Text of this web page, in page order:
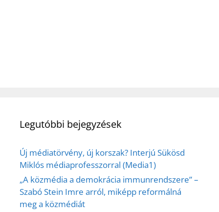
Legutóbbi bejegyzések
Új médiatörvény, új korszak? Interjú Sükösd
Miklós médiaprofesszorral (Media1)
„A közmédia a demokrácia immunrendszere” –
Szabó Stein Imre arról, miképp reformálná
meg a közmédiát